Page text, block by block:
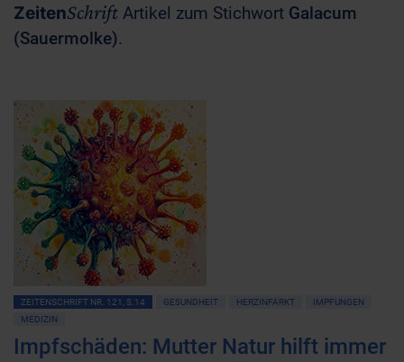
ZeitenSchrift Artikel zum Stichwort Galacum
(Sauermolke).
ZEITENSCHRIFT NR. 121, S.14 GESUNDHEIT HERZINFARKT
IMPFUNGEN
MEDIZIN
Impfschäden: Mutter Natur hilft immer